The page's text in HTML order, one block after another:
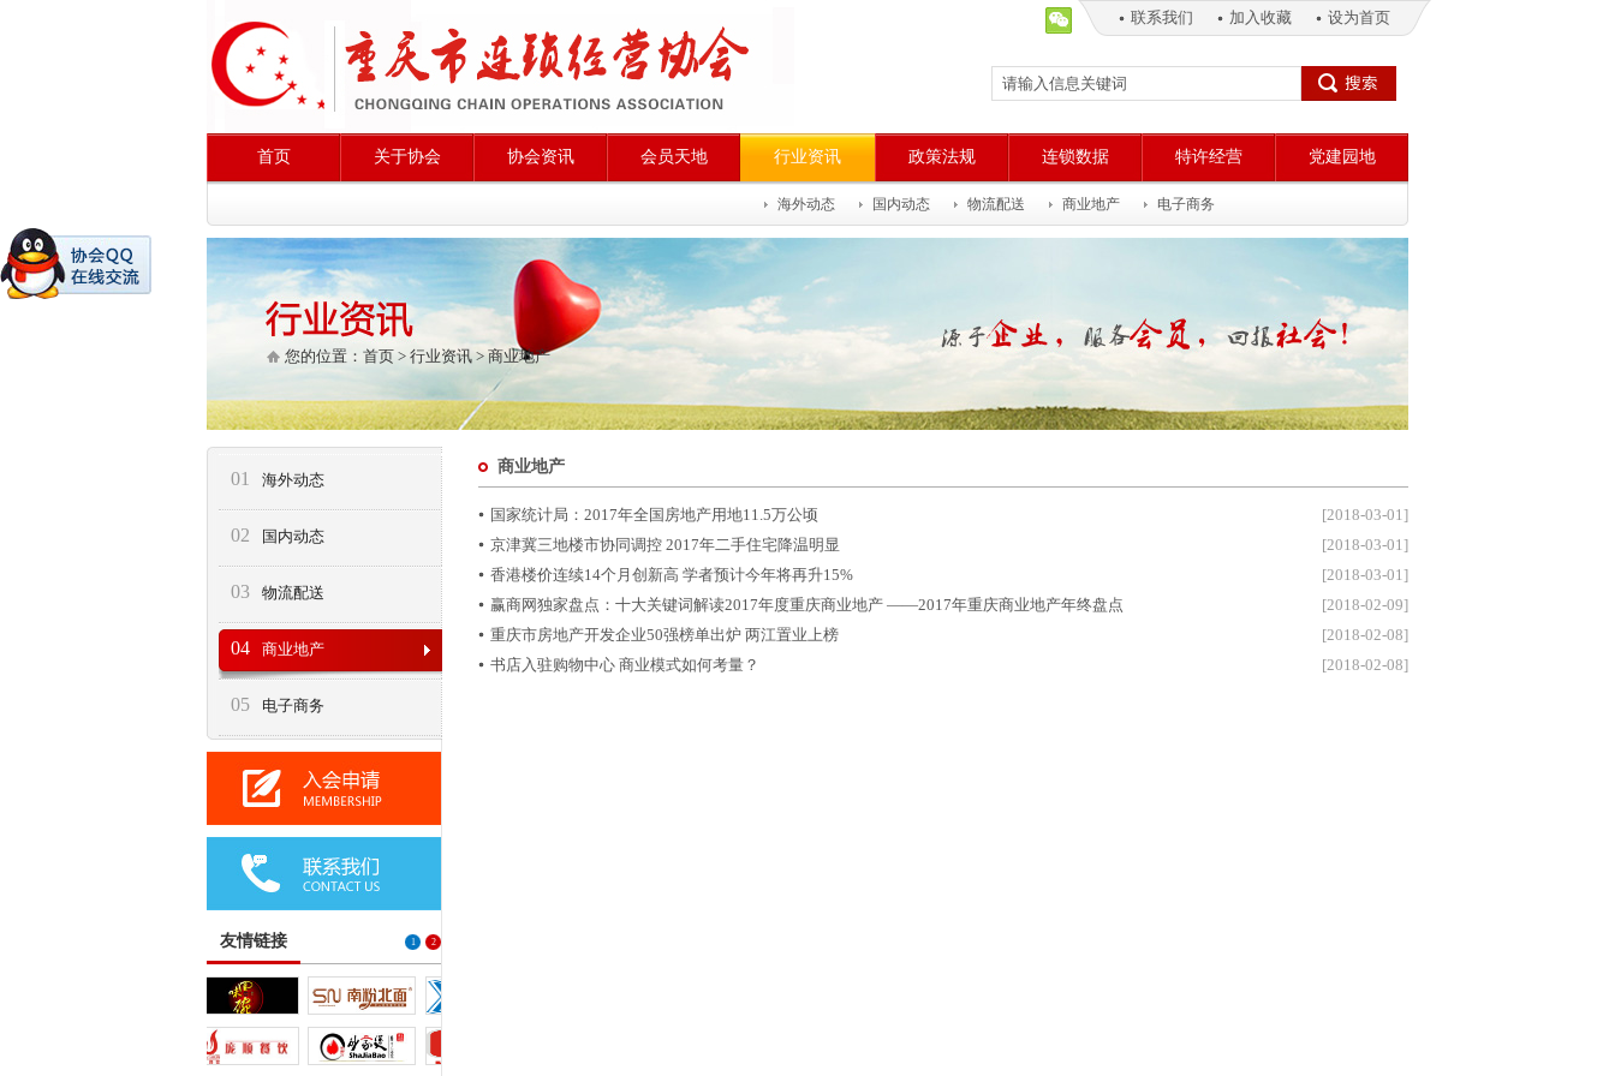
联系我们 加入收藏 设为首页
首页 关于协会 协会资讯 会员天地 行业资讯
海外动态 国内动态 物流配送 商业地产 电子商务
政策法规 连锁数据 特许经营 党建园地
您的位置： 首页 > 行业资讯>商业地产
01 海外动态
02 国内动态
03 物流配送
04 商业地产
05 电子商务
友情链接 1 2
商业地产
国家统计局：2017年全国房地产用地11.5万公顷
[2018-03-01]
京津冀三地楼市协同调控 2017年二手住宅降温明显
[2018-03-01]
香港楼价连续14个月创新高 学者预计今年将再升15%
[2018-03-01]
赢商网独家盘点：十大关键词解读2017年度重庆商业地产 ——2017年重庆商业地产年终盘点
[2018-02-09]
重庆市房地产开发企业50强榜单出炉 两江置业上榜
[2018-02-08]
书店入驻购物中心 商业模式如何考量？
[2018-02-08]